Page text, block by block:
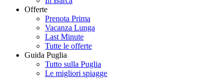
Offerte
Prenota Prima
Vacanza Lunga
Last Minute
Tutte le offerte
Guida Puglia
Tutto sulla Puglia
Le migliori spiagge